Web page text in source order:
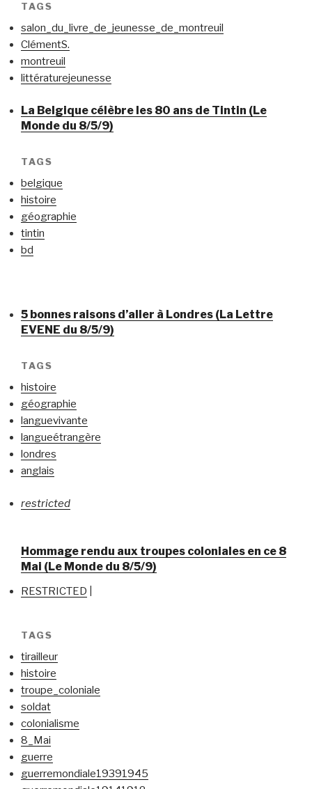
TAGS
salon_du_livre_de_jeunesse_de_montreuil
ClémentS.
montreuil
littératurejeunesse
La Belgique célèbre les 80 ans de Tintin (Le
Monde du 8/5/9)
TAGS
belgique
histoire
géographie
tintin
bd
5 bonnes raisons d’aller à Londres (La Lettre
EVENE du 8/5/9)
TAGS
histoire
géographie
languevivante
langueétrangère
londres
anglais
restricted
Hommage rendu aux troupes coloniales en ce 8
Mai (Le Monde du 8/5/9)
RESTRICTED
TAGS
tirailleur
histoire
troupe_coloniale
soldat
colonialisme
8_Mai
guerre
guerremondiale19391945